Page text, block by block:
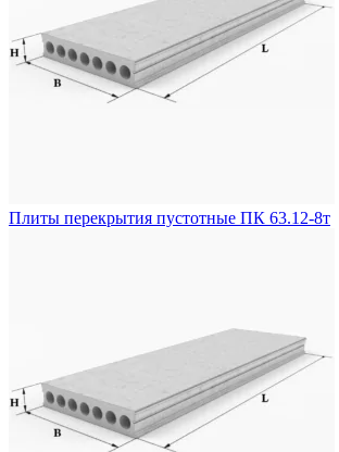
Плиты перекрытия пустотные ПК 63.12-8т